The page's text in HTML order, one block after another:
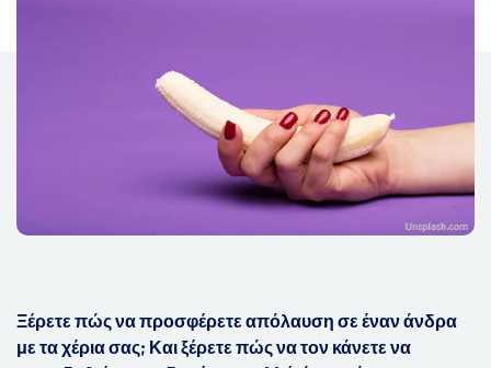
Ξέρετε πώς να προσφέρετε απόλαυση σε έναν άνδρα
με τα χέρια σας; Και ξέρετε πώς να τον κάνετε να